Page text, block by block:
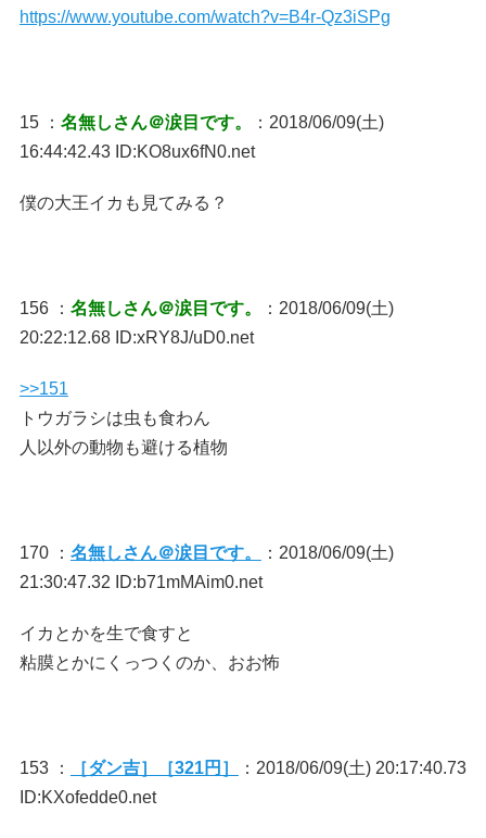
https://www.youtube.com/watch?v=B4r-Qz3iSPg
15 ： 名無しさん＠涙目です。
：2018/06/09(土)
16:44:42.43 ID:KO8ux6fN0.net
僕の大王イカも見てみる？
156 ： 名無しさん＠涙目です。
：2018/06/09(土)
20:22:12.68 ID:xRY8J/uD0.net
>>151
トウガラシは虫も食わん
人以外の動物も避ける植物
170 ： 名無しさん＠涙目です。
：2018/06/09(土)
21:30:47.32 ID:b71mMAim0.net
イカとかを生で食すと
粘膜とかにくっつくのか、おお怖
153 ： ［ダン吉］［321円］
：2018/06/09(土) 20:17:40.73
ID:KXofedde0.net